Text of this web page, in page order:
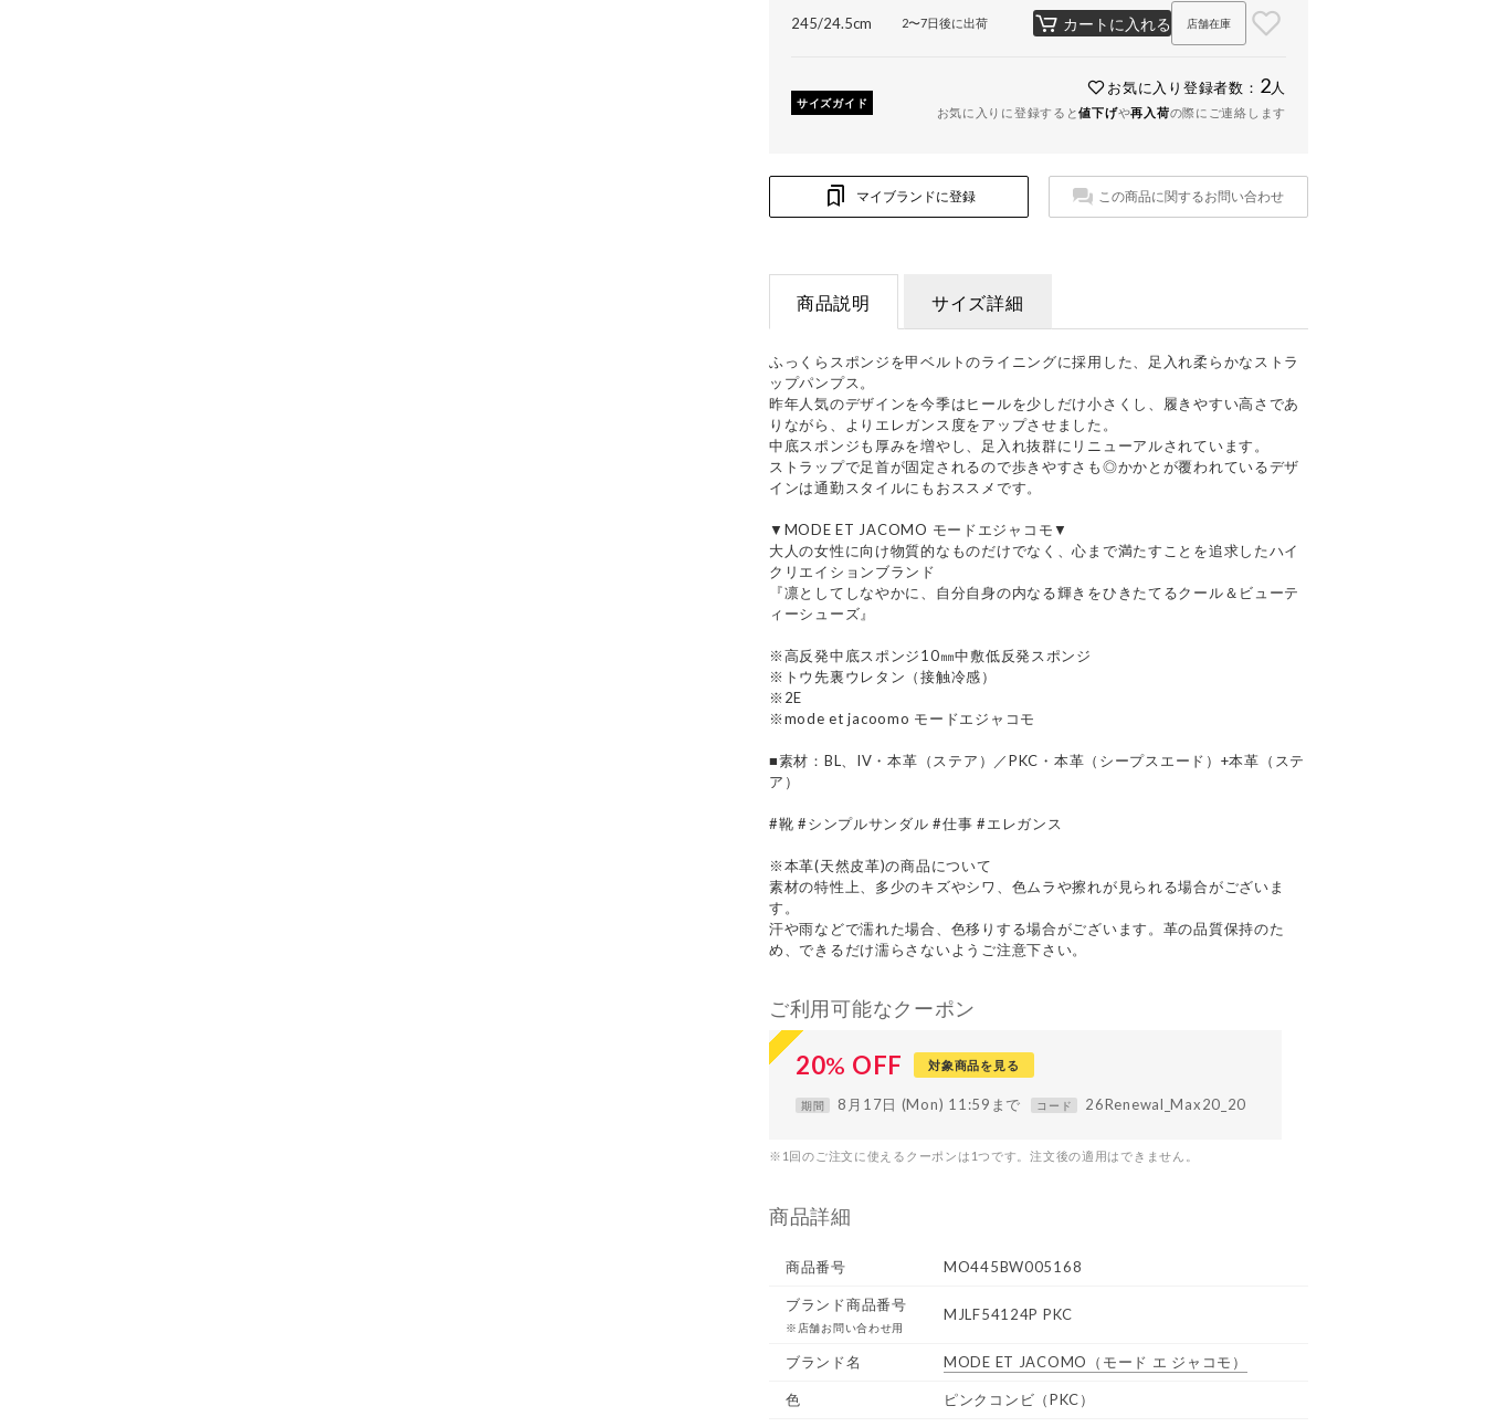
245/24.5cm 2〜7日後に出荷 カートに入れる 店舗在庫
サイズガイド
お気に入り登録者数： 2 人
お気に入りに登録すると値下げや再入荷の際にご連絡します
マイブランドに登録 この商品に関するお問い合わせ
商品説明 サイズ詳細
ふっくらスポンジを甲ベルトのライニングに採用した、足入れ柔らかなストラ
ップパンプス。
昨年人気のデザインを今季はヒールを少しだけ小さくし、履きやすい高さであ
りながら、よりエレガンス度をアップさせました。
中底スポンジも厚みを増やし、足入れ抜群にリニューアルされています。
ストラップで足首が固定されるので歩きやすさも◎かかとが覆われているデザ
インは通勤スタイルにもおススメです。
▼MODE ET JACOMO モードエジャコモ▼
大人の女性に向け物質的なものだけでなく、心まで満たすことを追求したハイ
クリエイションブランド
『凛としてしなやかに、自分自身の内なる輝きをひきたてるクール＆ビューテ
ィーシューズ』
※高反発中底スポンジ10㎜中敷低反発スポンジ
※トウ先裏ウレタン（接触冷感）
※2E
※mode et jacoomo モードエジャコモ
■素材：BL、IV・本革（ステア）／PKC・本革（シープスエード）+本革（ステ
ア）
#靴 #シンプルサンダル #仕事 #エレガンス
※本革(天然皮革)の商品について
素材の特性上、多少のキズやシワ、色ムラや擦れが見られる場合がございま
す。
汗や雨などで濡れた場合、色移りする場合がございます。革の品質保持のた
め、できるだけ濡らさないようご注意下さい。
ご利用可能なクーポン
20% OFF 対象商品を見る
期間 8月17日 (Mon) 11:59まで コード 26Renewal_Max20_20
※1回のご注文に使えるクーポンは1つです。注文後の適用はできません。
商品詳細
商品番号 MO445BW005168
ブランド商品番号
※店舗お問い合わせ用
MJLF54124P PKC
ブランド名 MODE ET JACOMO （モード エ ジャコモ）
色 ピンクコンビ（PKC）